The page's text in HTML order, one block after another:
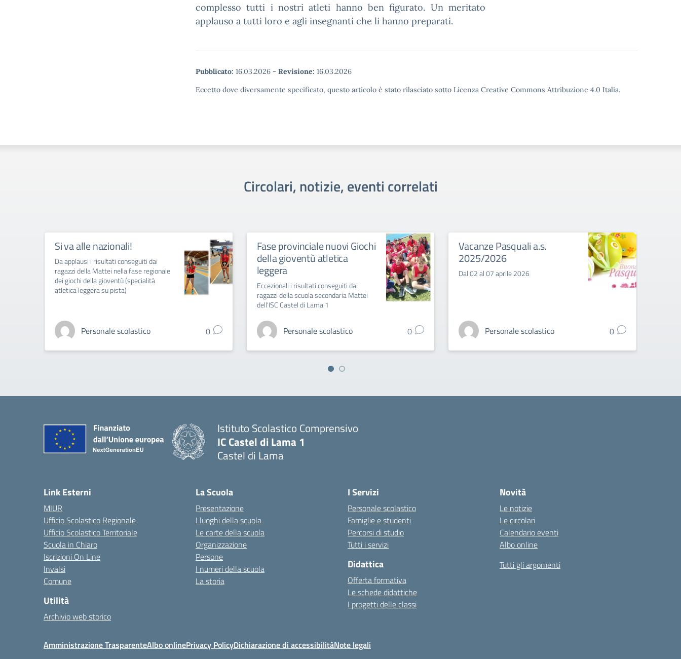
complesso tutti i nostri atleti hanno ben figurato. Un meritato
applauso a tutti loro e agli insegnanti che li hanno preparati.
Pubblicato: 16.03.2026 - Revisione: 16.03.2026
Eccetto dove diversamente specificato, questo articolo è stato rilasciato sotto Licenza Creative Commons Attribuzione 4.0 Italia.
Circolari, notizie, eventi correlati
Si va alle nazionali!
Da applausi i risultati conseguiti dai
ragazzi della Mattei nella fase regionale
dei giochi della gioventù (specialità
atletica leggera su pista)
Personale scolastico 0
Fase provinciale nuovi Giochi
della gioventù atletica
leggera
Eccezionali i risultati conseguiti dai
ragazzi della scuola secondaria Mattei
dell'ISC Castel di Lama 1
Personale scolastico 0
Vacanze Pasquali a.s.
2025/2026
Dal 02 al 07 aprile 2026
Personale scolastico 0
Istituto Scolastico Comprensivo
IC Castel di Lama 1
Castel di Lama
Link Esterni
MIUR
Ufficio Scolastico Regionale
Ufficio Scolastico Territoriale
Scuola in Chiaro
Iscrizioni On Line
Invalsi
Comune
Utilità
Archivio web storico
La Scuola
Presentazione
I luoghi della scuola
Le carte della scuola
Organizzazione
Persone
I numeri della scuola
La storia
I Servizi
Personale scolastico
Famiglie e studenti
Percorsi di studio
Tutti i servizi
Didattica
Offerta formativa
Le schede didattiche
I progetti delle classi
Novità
Le notizie
Le circolari
Calendario eventi
Albo online
Tutti gli argomenti
Amministrazione TrasparenteAlbo onlinePrivacy PolicyDichiarazione di accessibilitàNote legali